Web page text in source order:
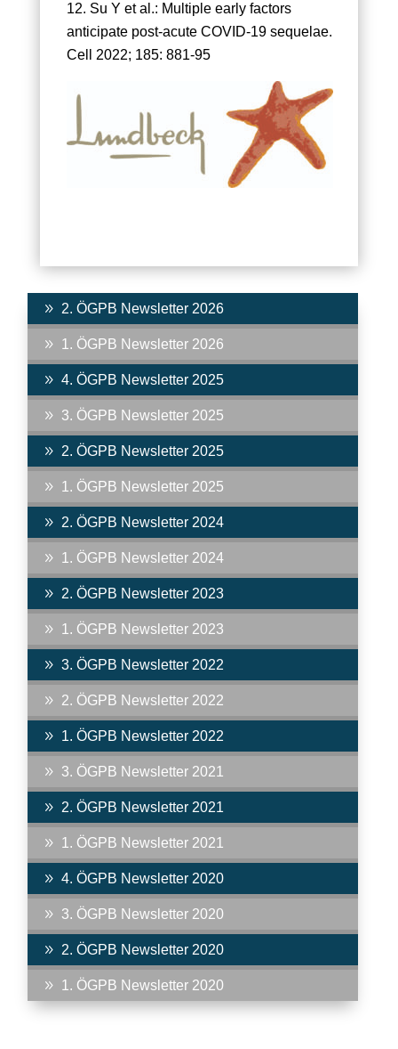
Su Y et al.: Multiple early factors
anticipate post-acute COVID-19 sequelae.
Cell 2022; 185: 881-95
9 2. ÖGPB Newsletter 2026
9 1. ÖGPB Newsletter 2026
9 4. ÖGPB Newsletter 2025
9 3. ÖGPB Newsletter 2025
9 2. ÖGPB Newsletter 2025
9 1. ÖGPB Newsletter 2025
9 2. ÖGPB Newsletter 2024
9 1. ÖGPB Newsletter 2024
9 2. ÖGPB Newsletter 2023
9 1. ÖGPB Newsletter 2023
9 3. ÖGPB Newsletter 2022
9 2. ÖGPB Newsletter 2022
9 1. ÖGPB Newsletter 2022
9 3. ÖGPB Newsletter 2021
9 2. ÖGPB Newsletter 2021
9 1. ÖGPB Newsletter 2021
9 4. ÖGPB Newsletter 2020
9 3. ÖGPB Newsletter 2020
9 2. ÖGPB Newsletter 2020
9 1. ÖGPB Newsletter 2020